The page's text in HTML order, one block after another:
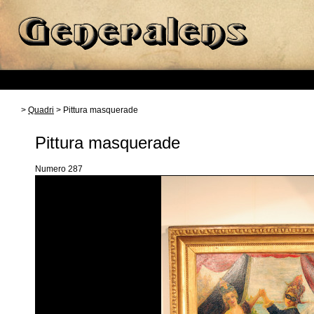
> Quadri > Pittura masquerade
Pittura masquerade
Numero 287